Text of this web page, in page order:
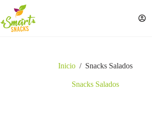
contenido
Inicio / Snacks Salados
Snacks Salados